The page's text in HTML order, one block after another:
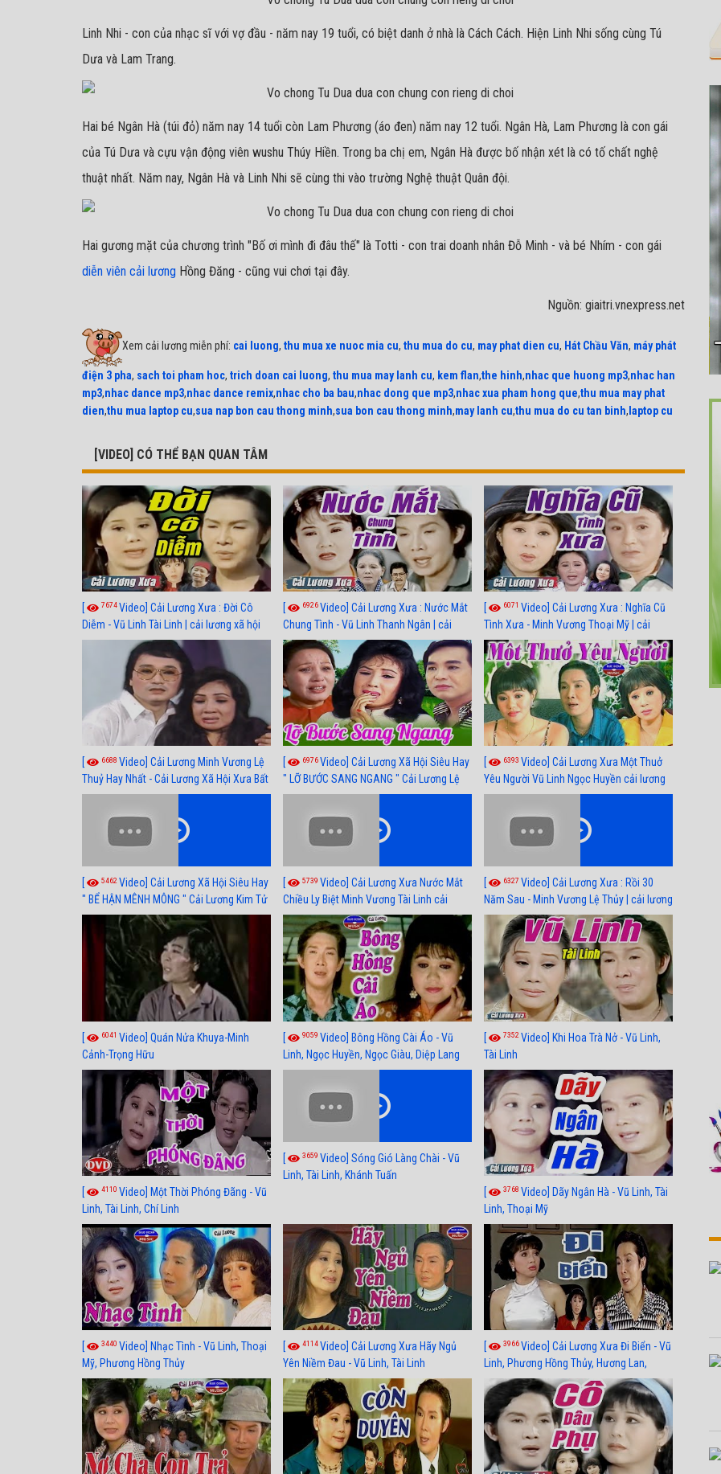
Linh Nhi - con của nhạc sĩ với vợ đầu - năm nay 19 tuổi, có biệt danh ở nhà là Cách Cách. Hiện Linh Nhi sống cùng Tú
Dưa và Lam Trang.
Hai bé Ngân Hà (túi đỏ) năm nay 14 tuổi còn Lam Phương (áo đen) năm nay 12 tuổi. Ngân Hà, Lam Phương là con gái
của Tú Dưa và cựu vận động viên wushu Thúy Hiền. Trong ba chị em, Ngân Hà được bố nhận xét là có tố chất nghệ
thuật nhất. Năm nay, Ngân Hà và Linh Nhi sẽ cùng thi vào trường Nghệ thuật Quân đội.
Hai gương mặt của chương trình "Bố ơi mình đi đâu thế" là Totti - con trai doanh nhân Đỗ Minh - và bé Nhím - con gái
diễn viên cải lương Hồng Đăng - cũng vui chơi tại đây.
Nguồn: giaitri.vnexpress.net
Xem cải lương miễn phí: cai luong, thu mua xe nuoc mia cu, thu mua do cu, may phat dien cu, Hát Chầu Văn, máy phát
điện 3 pha, sach toi pham hoc, trich doan cai luong, thu mua may lanh cu, kem flan,the hinh,nhac que huong mp3,nhac han
mp3,nhac dance mp3,nhac dance remix,nhac cho ba bau,nhac dong que mp3,nhac xua pham hong que,thu mua may phat
dien,thu mua laptop cu,sua nap bon cau thong minh,sua bon cau thong minh,may lanh cu,thu mua do cu tan binh, laptop cu
[VIDEO] CÓ THỂ BẠN QUAN TÂM
[ 7674Video] Cải Lương Xưa : Đời Cô
Diễm - Vũ Linh Tài Linh | cải lương xã hội
hay nhất
[ 6926Video] Cải Lương Xưa : Nước Mắt
Chung Tình - Vũ Linh Thanh Ngân | cải
lương xã hội hay nhất
[ 6071 Video] Cải Lương Xưa : Nghĩa Cũ
Tình Xưa - Minh Vương Thoại Mỹ | cải
lương xã hội hay nhất
[ 6688 Video] Cải Lương Minh Vương Lệ
Thuỷ Hay Nhất - Cải Lương Xã Hội Xưa Bất
Hủ
[ 6976Video] Cải Lương Xã Hội Siêu Hay
" LỠ BƯỚC SANG NGANG " Cải Lương Lệ
Thuỷ, Thanh Tuấn, Hồng Nga
[ 6393 Video] Cải Lương Xưa Một Thuở
Yêu Người Vũ Linh Ngọc Huyền cải lương
xã hội hay nhất
[ 5462 Video] Cải Lương Xã Hội Siêu Hay
" BỂ HẬN MÊNH MÔNG " Cải Lương Kim Tử
Long, Thanh Ngân Hay Nhất
[ 5739 Video] Cải Lương Xưa Nước Mắt
Chiều Ly Biệt Minh Vương Tài Linh cải
lương xã hội hay nhất
[ 6327 Video] Cải Lương Xưa : Rồi 30
Năm Sau - Minh Vương Lệ Thủy | cải lương
xã hội hay nhất
[ 6041 Video] Quán Nửa Khuya-Minh
Cảnh-Trọng Hữu
[ 9059 Video] Bông Hồng Cài Áo - Vũ
Linh, Ngọc Huyền, Ngọc Giàu, Diệp Lang
[ 7352 Video] Khi Hoa Trà Nở - Vũ Linh,
Tài Linh
[ 4110 Video] Một Thời Phóng Đãng - Vũ
Linh, Tài Linh, Chí Linh
[ 3659 Video] Sóng Gió Làng Chài - Vũ
Linh, Tài Linh, Khánh Tuấn
[
3768 Video] Dãy Ngân Hà - Vũ Linh, Tài
Linh, Thoại Mỹ
[ 3440 Video] Nhạc Tình - Vũ Linh, Thoại
Mỹ, Phương Hồng Thủy
[ 4114Video] Cải Lương Xưa Hãy Ngủ
Yên Niềm Đau - Vũ Linh, Tài Linh
[ 3966Video] Cải Lương Xưa Đi Biển - Vũ
Linh, Phương Hồng Thủy, Hương Lan,
Thanh Hằng